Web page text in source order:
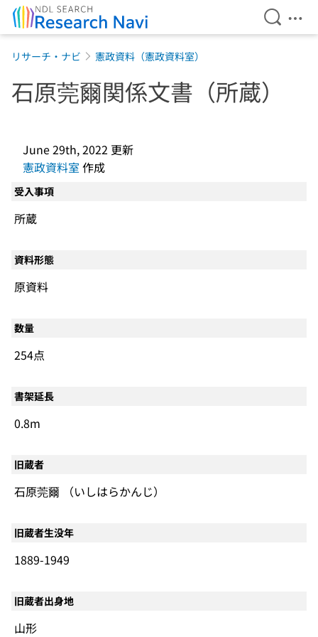
Open
リサーチ・ナビ 憲政資料（憲政資料室）
石原莞爾関係文書（所蔵）
June 29th, 2022 更新
憲政資料室 作成
受入事項
所蔵
資料形態
原資料
数量
254点
書架延長
0.8m
旧蔵者
石原莞爾 （いしはらかんじ）
旧蔵者生没年
1889-1949
旧蔵者出身地
山形